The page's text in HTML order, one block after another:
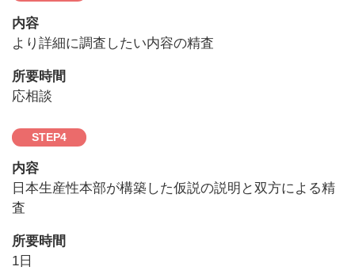
内容
より詳細に調査したい内容の精査
所要時間
応相談
STEP4
内容
日本生産性本部が構築した仮説の説明と双方による精
査
所要時間
1日